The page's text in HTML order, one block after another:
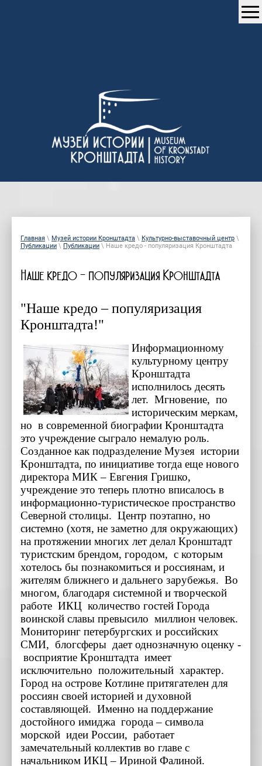
Главная \ Музей истории Кронштадта \ Культурно-выставочный центр \
Публикации \ Публикации \ Наше кредо - популяризация Кронштадта
Наше кредо - популяризация Кронштадта
"Наше кредо – популяризация
Кронштадта!"
Информационному
культурному центру
Кронштадта
исполнилось десять
лет. Мгновение, по
историческим меркам,
но в современной биографии Кронштадта
это учреждение сыграло немалую роль.
Созданное как подразделение Музея истории
Кронштадта, по инициативе тогда еще нового
директора МИК – Евгения Гришко,
учреждение это теперь плотно вписалось в
информационно-туристическое пространство
Северной столицы. Центр поэтапно, но
системно (хотя, не заметно для окружающих)
на протяжении многих лет делал Кронштадт
туристским брендом, городом, с которым
хотелось бы познакомиться и россиянам, и
жителям ближнего и дальнего зарубежья. Во
многом, благодаря системной и творческой
работе ИКЦ количество гостей Города
воинской славы превысило миллион человек.
Мониторинг петербургских и российских
СМИ, блогсферы дает однозначную оценку -
восприятие Кронштадта имеет
исключительно положительный характер.
Город на острове Котлине притягателен для
россиян своей историей и духовной
составляющей. Именно на поддержание
достойного имиджа города – символа
морской идеи России, работает
замечательный коллектив во главе с
начальником ИКЦ – Ириной Фалиной.